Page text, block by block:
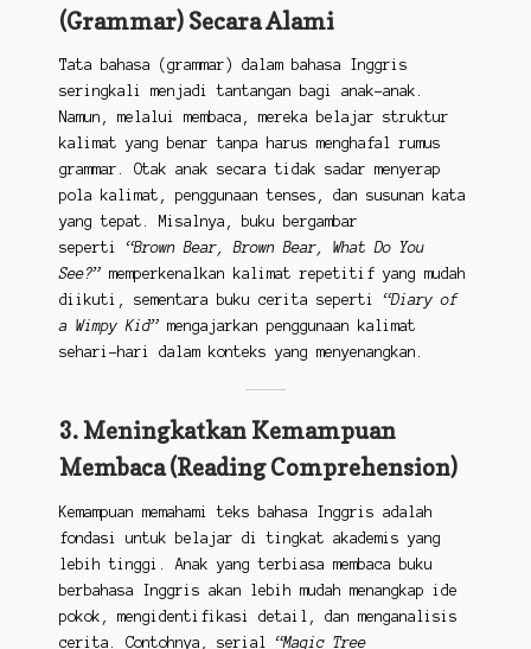
(Grammar) Secara Alami
Tata bahasa (grammar) dalam bahasa Inggris
seringkali menjadi tantangan bagi anak-anak.
Namun, melalui membaca, mereka belajar struktur
kalimat yang benar tanpa harus menghafal rumus
grammar. Otak anak secara tidak sadar menyerap
pola kalimat, penggunaan tenses, dan susunan kata
yang tepat. Misalnya, buku bergambar
seperti “Brown Bear, Brown Bear, What Do You
See?”memperkenalkan kalimat repetitif yang mudah
diikuti, sementara buku cerita seperti “Diary of
a Wimpy Kid”mengajarkan penggunaan kalimat
sehari-hari dalam konteks yang menyenangkan.
3. Meningkatkan Kemampuan
Membaca (Reading Comprehension)
Kemampuan memahami teks bahasa Inggris adalah
fondasi untuk belajar di tingkat akademis yang
lebih tinggi. Anak yang terbiasa membaca buku
berbahasa Inggris akan lebih mudah menangkap ide
pokok, mengidentifikasi detail, dan menganalisis
cerita. Contohnya, serial “Magic Tree